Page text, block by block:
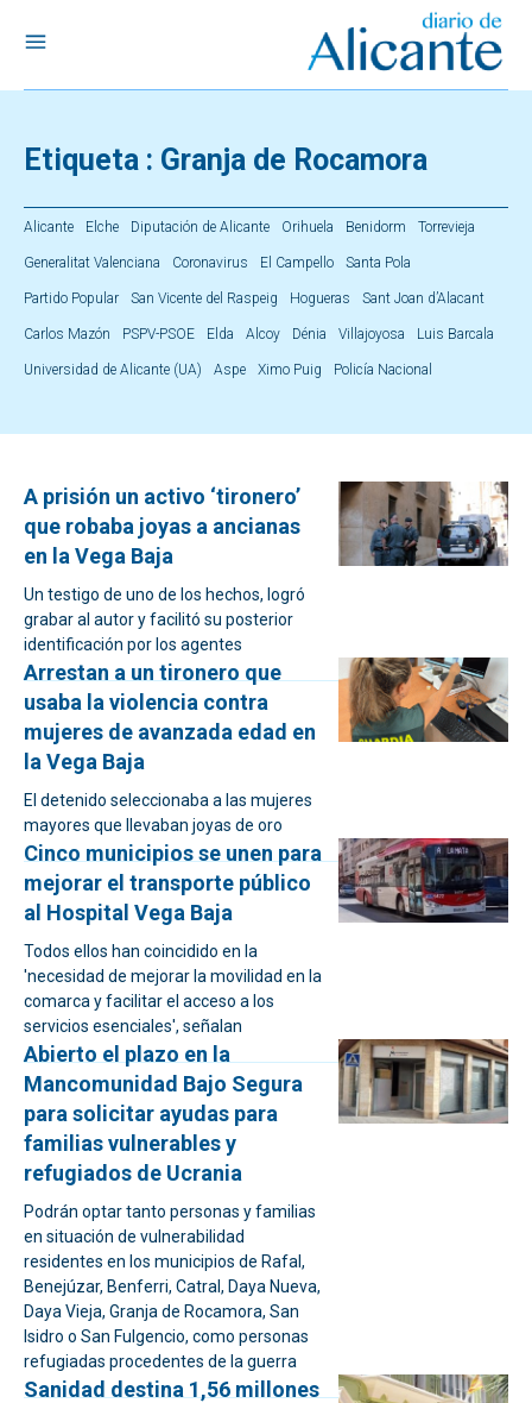
Etiqueta : Granja de Rocamora
Alicante Elche Diputación de Alicante Orihuela Benidorm Torrevieja
Generalitat Valenciana Coronavirus El Campello Santa Pola
Partido Popular San Vicente del Raspeig Hogueras Sant Joan d’Alacant
Carlos Mazón PSPV-PSOE Elda Alcoy Dénia Villajoyosa Luis Barcala
Universidad de Alicante (UA) Aspe Ximo Puig Policía Nacional
A prisión un activo ‘tironero’
que robaba joyas a ancianas
en la Vega Baja
Un testigo de uno de los hechos, logró
grabar al autor y facilitó su posterior
identificación por los agentes
Arrestan a un tironero que
usaba la violencia contra
mujeres de avanzada edad en
la Vega Baja
El detenido seleccionaba a las mujeres
mayores que llevaban joyas de oro
Cinco municipios se unen para
mejorar el transporte público
al Hospital Vega Baja
Todos ellos han coincidido en la
'necesidad de mejorar la movilidad en la
comarca y facilitar el acceso a los
servicios esenciales', señalan
Abierto el plazo en la
Mancomunidad Bajo Segura
para solicitar ayudas para
familias vulnerables y
refugiados de Ucrania
Podrán optar tanto personas y familias
en situación de vulnerabilidad
residentes en los municipios de Rafal,
Benejúzar, Benferri, Catral, Daya Nueva,
Daya Vieja, Granja de Rocamora, San
Isidro o San Fulgencio, como personas
refugiadas procedentes de la guerra
Sanidad destina 1,56 millones